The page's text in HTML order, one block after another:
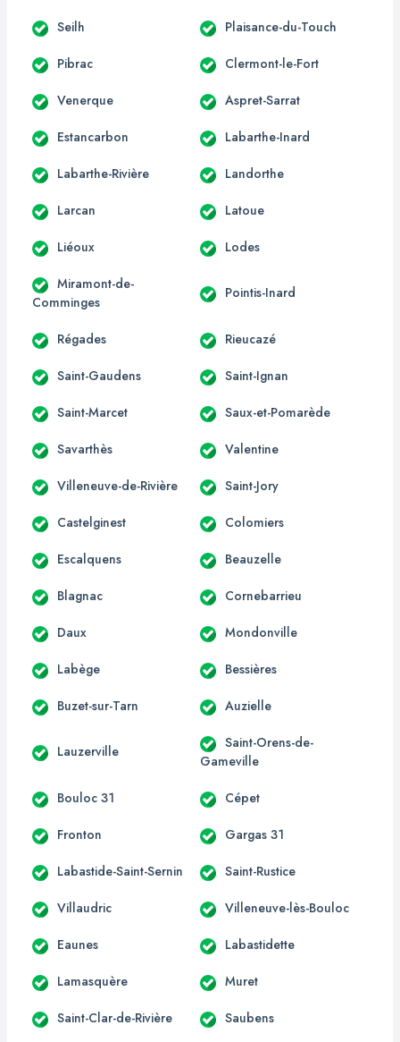
Seilh Plaisance-du-Touch
Pibrac Clermont-le-Fort
Venerque Aspret-Sarrat
Estancarbon Labarthe-Inard
Labarthe-Rivière Landorthe
Larcan Latoue
Liéoux Lodes
Miramont-de-
Comminges
Pointis-Inard
Régades Rieucazé
Saint-Gaudens Saint-Ignan
Saint-Marcet Saux-et-Pomarède
Savarthès Valentine
Villeneuve-de-Rivière Saint-Jory
Castelginest Colomiers
Escalquens Beauzelle
Blagnac Cornebarrieu
Daux Mondonville
Labège Bessières
Buzet-sur-Tarn Auzielle
Lauzerville
Saint-Orens-de-
Gameville
Bouloc 31 Cépet
Fronton Gargas 31
Labastide-Saint-Sernin Saint-Rustice
Villaudric Villeneuve-lès-Bouloc
Eaunes Labastidette
Lamasquère Muret
Saint-Clar-de-Rivière Saubens